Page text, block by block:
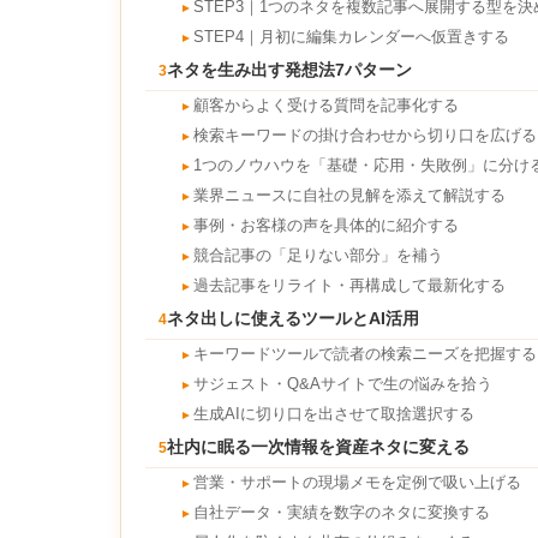
► STEP3｜1つのネタを複数記事へ展開する型を決
► STEP4｜月初に編集カレンダーへ仮置きする
3ネタを生み出す発想法7パターン
► 顧客からよく受ける質問を記事化する
► 検索キーワードの掛け合わせから切り口を広げる
► 1つのノウハウを「基礎・応用・失敗例」に分け
► 業界ニュースに自社の見解を添えて解説する
► 事例・お客様の声を具体的に紹介する
► 競合記事の「足りない部分」を補う
► 過去記事をリライト・再構成して最新化する
4ネタ出しに使えるツールとAI活用
► キーワードツールで読者の検索ニーズを把握する
► サジェスト・Q&Aサイトで生の悩みを拾う
► 生成AIに切り口を出させて取捨選択する
5社内に眠る一次情報を資産ネタに変える
► 営業・サポートの現場メモを定例で吸い上げる
► 自社データ・実績を数字のネタに変換する